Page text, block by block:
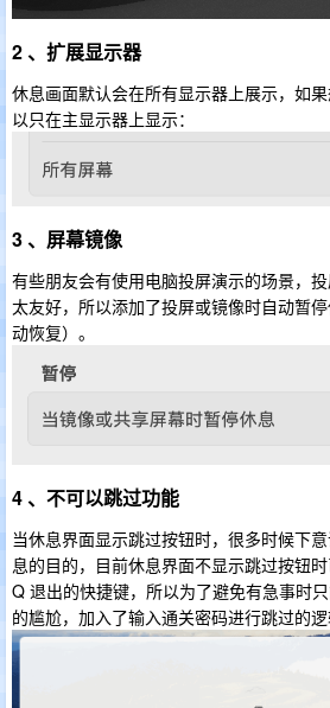
2 、扩展显示器
休息画面默认会在所有显示器上展示，如
以只在主显示器上显示：
3 、屏幕镜像
有些朋友会有使用电脑投屏演示的场景，
太友好，所以添加了投屏或镜像时自动暂
动恢复）。
4 、不可以跳过功能
当休息界面显示跳过按钮时，很多时候下
息的目的，目前休息界面不显示跳过按钮
Q 退出的快捷键，所以为了避免有急事时
的尴尬，加入了输入通关密码进行跳过的逻